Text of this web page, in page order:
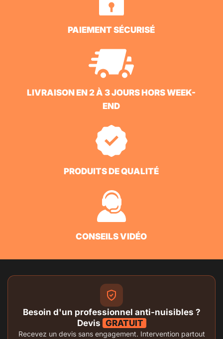
PAIEMENT SÉCURISÉ
LIVRAISON EN 2 À 3 JOURS HORS WEEK-
END
PRODUITS DE QUALITÉ
CONSEILS VIDÉO
Besoin d'un professionnel anti-nuisibles ?
Devis GRATUIT
Recevez un devis sans engagement. Intervention partout